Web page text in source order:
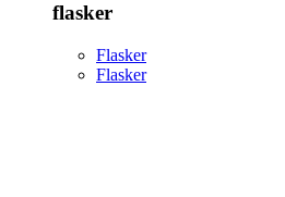
flasker
Flasker
Flasker